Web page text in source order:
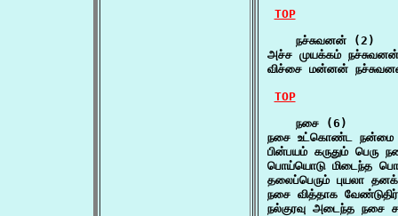
TOP
    நச்சுவனன் (2)
அச்ச முயக்கம்
விச்சை மன்னன்
TOP
    நசை (6)
நசை உட்கொண்ட
பின்பயம் கருதும்
பொய்யொடு மிடைந்த
தலைப்பெரும் புயலா
நசை வித்தாக
நல்குரவு அடைந்த